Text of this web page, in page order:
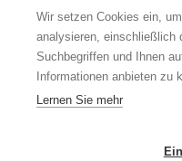
Derschlager Straße 26
58540 Meinerzhagen
Fuchsfelgen-Hotline +49
Mo - Fr 8:00 - 12:00 Uhr
Wir setzen Cookies ein,
analysieren, einschließlich
Suchbegriffen und Ihnen
Informationen anbieten zu
Lernen Sie mehr